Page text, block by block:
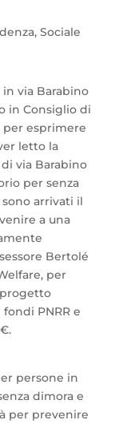
, Sociale
via Barabino
in Consiglio di
per esprimere
letto la
via Barabino
per senza
arrivati il
a una
Bertolé
per
PNRR e
persone in
dimora e
per prevenire